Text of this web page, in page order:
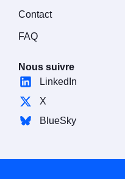
Contact
FAQ
Nous suivre
LinkedIn
X
BlueSky